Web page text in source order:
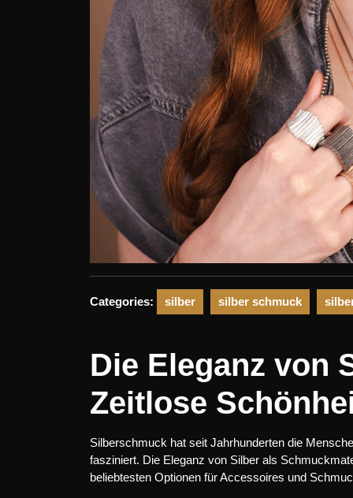
Categories: silber silber schmuck
Die Eleganz von
Zeitlose
Silberschmuck hat seit Jahrhunderten die
fasziniert. Die Eleganz von Silber als
beliebtesten Optionen für Accessoires und